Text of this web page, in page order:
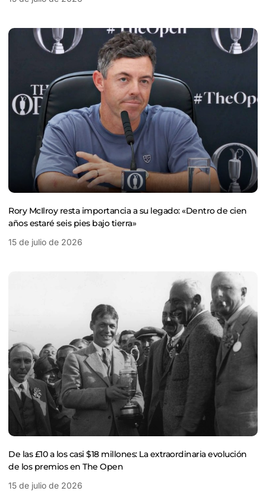
Rory McIlroy resta importancia a su legado: «Dentro de cien
años estaré seis pies bajo tierra»
15 de julio de 2026
De las £10 a los casi $18 millones: La extraordinaria evolución
de los premios en The Open
15 de julio de 2026